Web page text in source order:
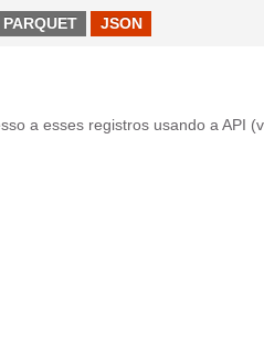
PARQUET JSON
a esses registros usando a API